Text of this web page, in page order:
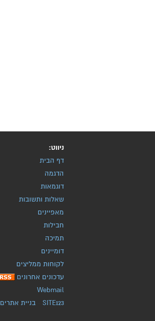
ניווט:
דף הבית
הדגמה
דוגמאות
שאלות ותשובות
מאפיינים
חבילות
תמיכה
דומיינים
לקוחות ממליצים
עדכונים אחרונים
Webmail
SITE123
בניית אתרים